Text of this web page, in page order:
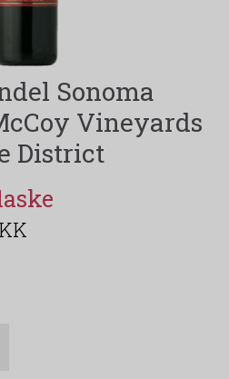
Sonoma
Vineyards
District